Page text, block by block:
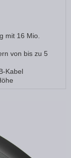
mit 16 Mio.
von bis zu 5
Kabel